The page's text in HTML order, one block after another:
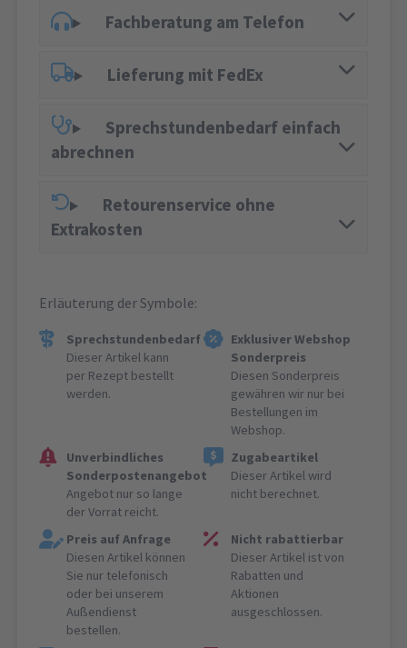
Fachberatung am Telefon
Lieferung mit FedEx
Sprechstundenbedarf einfach
abrechnen
Retourenservice ohne
Extrakosten
Erläuterung der Symbole:
Sprechstundenbedarf
Dieser Artikel kann
per Rezept bestellt
werden.
Exklusiver Webshop
Sonderpreis
Diesen Sonderpreis
gewähren wir nur bei
Bestellungen im
Webshop.
Unverbindliches
Sonderpostenangebot
Angebot nur so lange
der Vorrat reicht.
Zugabeartikel
Dieser Artikel wird
nicht berechnet.
Preis auf Anfrage
Diesen Artikel können
Sie nur telefonisch
oder bei unserem
Außendienst
bestellen.
Nicht rabattierbar
Dieser Artikel ist von
Rabatten und
Aktionen
ausgeschlossen.